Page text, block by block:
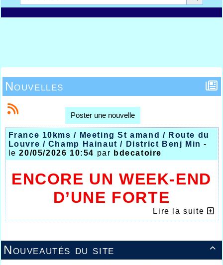

Nouveautés du site
Nouvelles
Poster une nouvelle
France 10kms / Meeting St amand / Route du
Louvre / Champ Hainaut / District Benj Min -
le20/05/2026 10:54 par bdecatoire
ENCORE UN WEEK-END
D’UNE FORTE
INTENSITÉ POUR
Lire la suite